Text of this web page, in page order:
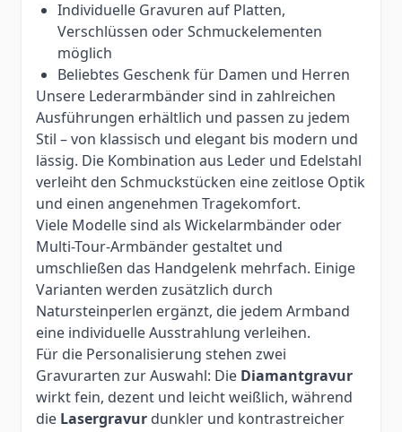
Individuelle Gravuren auf Platten,
Verschlüssen oder Schmuckelementen
möglich
Beliebtes Geschenk für Damen und Herren
Unsere Lederarmbänder sind in zahlreichen
Ausführungen erhältlich und passen zu jedem
Stil – von klassisch und elegant bis modern und
lässig. Die Kombination aus Leder und Edelstahl
verleiht den Schmuckstücken eine zeitlose Optik
und einen angenehmen Tragekomfort.
Viele Modelle sind als Wickelarmbänder oder
Multi-Tour-Armbänder gestaltet und
umschließen das Handgelenk mehrfach. Einige
Varianten werden zusätzlich durch
Natursteinperlen ergänzt, die jedem Armband
eine individuelle Ausstrahlung verleihen.
Für die Personalisierung stehen zwei
Gravurarten zur Auswahl: Die Diamantgravur
wirkt fein, dezent und leicht weißlich, während
die Lasergravur dunkler und kontrastreicher